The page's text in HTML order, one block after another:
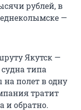
рублей, в
—
Якутск —
типа
на полет в одну
тратит
и обратно.